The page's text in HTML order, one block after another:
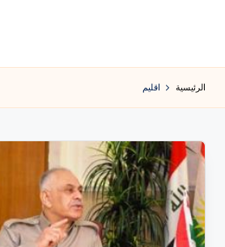
المحتوى
الرئيسية اقليم